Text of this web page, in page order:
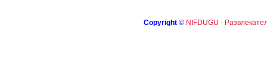
Copyright © NIFDUGU -